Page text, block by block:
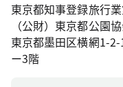
東京都知事登録旅行
（公財）東京都公園
東京都墨田区横網1-
ー3階